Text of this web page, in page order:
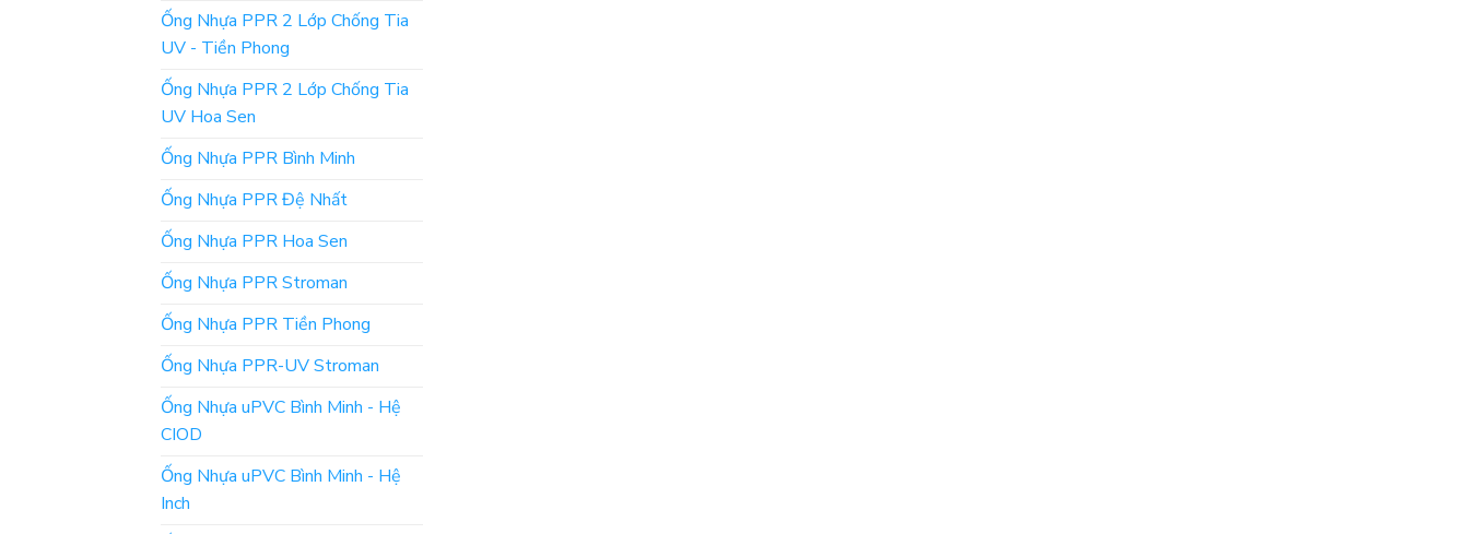
Ống Nhựa PPR 2 Lớp Chống Tia
UV - Tiền Phong
Ống Nhựa PPR 2 Lớp Chống Tia
UV Hoa Sen
Ống Nhựa PPR Bình Minh
Ống Nhựa PPR Đệ Nhất
Ống Nhựa PPR Hoa Sen
Ống Nhựa PPR Stroman
Ống Nhựa PPR Tiền Phong
Ống Nhựa PPR-UV Stroman
Ống Nhựa uPVC Bình Minh - Hệ
CIOD
Ống Nhựa uPVC Bình Minh - Hệ
Inch